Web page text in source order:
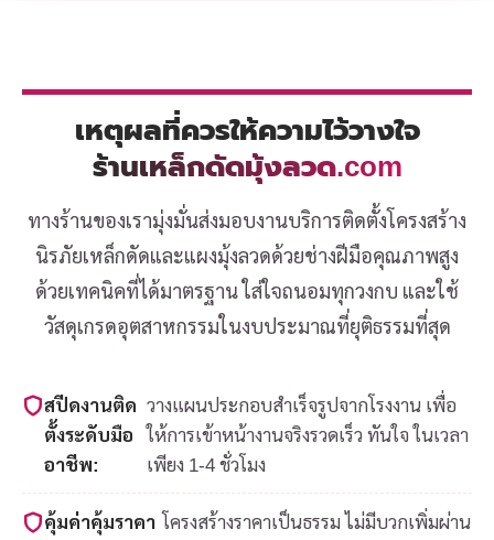
เหตุผลที่ควรให้ความไว้วางใจ
ร้านเหล็กดัดมุ้งลวด.com
ทางร้านของเรามุ่งมั่นส่งมอบงานบริการติดตั้งโครงสร้าง
นิรภัยเหล็กดัดและแผงมุ้งลวดด้วยช่างฝีมือคุณภาพสูง
ด้วยเทคนิคที่ได้มาตรฐาน ใส่ใจถนอมทุกวงกบ และใช้
วัสดุเกรดอุตสาหกรรมในงบประมาณที่ยุติธรรมที่สุด
สปีดงานติด
ตั้งระดับมือ
อาชีพ:
วางแผนประกอบสำเร็จรูปจากโรงงาน เพื่อ
ให้การเข้าหน้างานจริงรวดเร็ว ทันใจ ในเวลา
เพียง 1-4 ชั่วโมง
คุ้มค่าคุ้มราคา โครงสร้างราคาเป็นธรรม ไม่มีบวกเพิ่มผ่าน